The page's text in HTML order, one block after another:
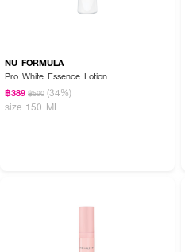
NU FORMULA
Pro White Essence Lotion
฿389 ฿590 (34%)
size 150 ML